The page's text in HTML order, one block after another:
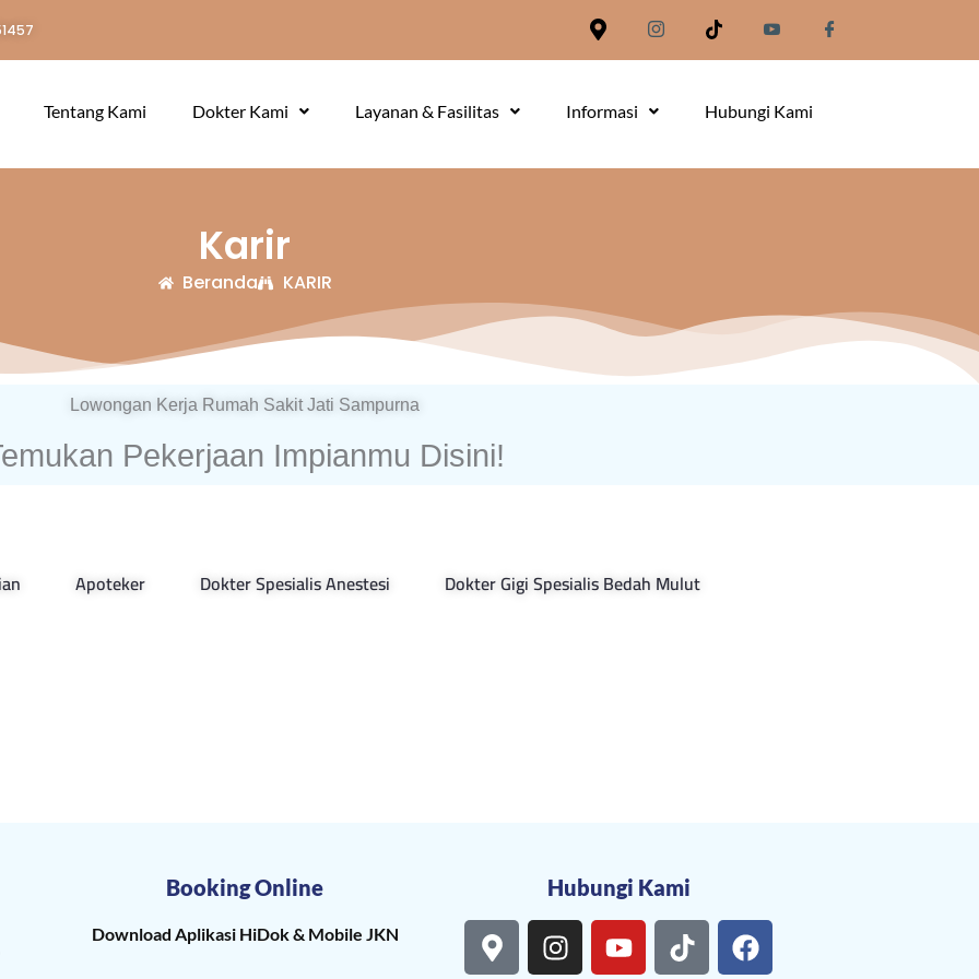
Tentang Kami Dokter Kami Layanan & Fasilitas Informasi Hubungi Kami
Karir
Beranda KARIR
Lowongan Kerja Rumah Sakit Jati Sampurna
Pekerjaan Impianmu Disini!
Apoteker Dokter Spesialis Anestesi Dokter Gigi Spesialis Bedah Mulut
Booking Online
Download Aplikasi HiDok & Mobile JKN
Hubungi Kami
M
a
I
n
Y
o
T
i
F
a